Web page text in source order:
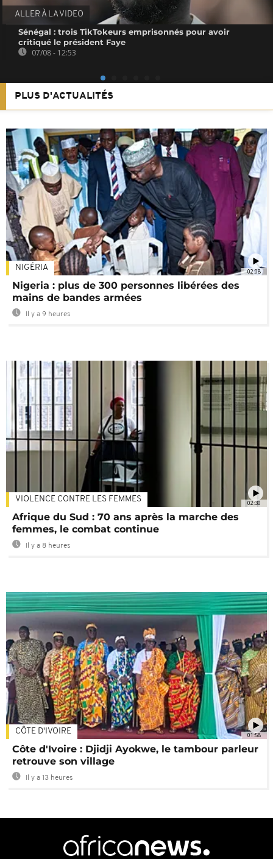
ALLER À LA VIDEO
Sénégal : trois TikTokeurs emprisonnés pour avoir
critiqué le président Faye
07/08 - 12:53
PLUS D'ACTUALITÉS
02:08
NIGÉRIA
Nigeria : plus de 300 personnes libérées des
mains de bandes armées
Il y a 9 heures
02:30
VIOLENCE CONTRE LES FEMMES
Afrique du Sud : 70 ans après la marche des
femmes, le combat continue
Il y a 8 heures
01:58
CÔTE D'IVOIRE
Côte d'Ivoire : Djidji Ayokwe, le tambour parleur
retrouve son village
Il y a 13 heures